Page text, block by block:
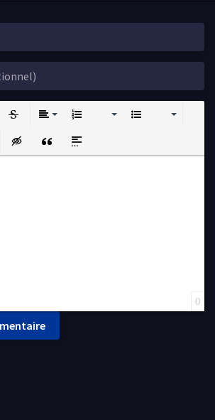
link
Insert hidden text
Insert QuoteInsert spoiler
0